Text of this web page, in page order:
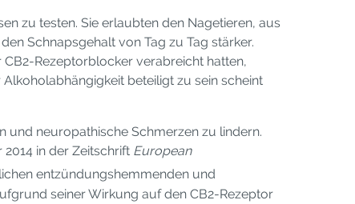
zu testen. Sie erlaubten den Nagetieren, aus
Schnapsgehalt von Tag zu Tag stärker.
Rezeptorblocker verabreicht hatten,
beteiligt zu sein scheint
und neuropathische Schmerzen zu lindern.
in der Zeitschrift European
entzündungshemmenden und
seiner Wirkung auf den CB2-Rezeptor